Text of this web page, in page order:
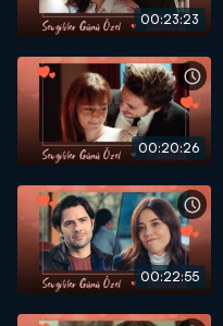
00:23:23
00:20:26
00:22:55